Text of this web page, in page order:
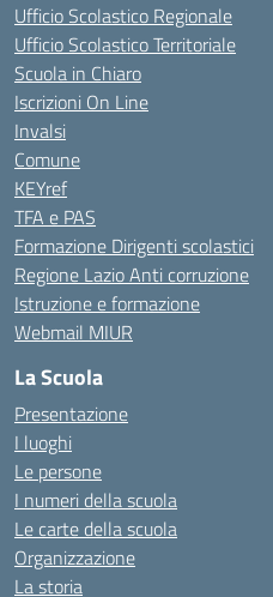
Ufficio Scolastico Regionale
Ufficio Scolastico Territoriale
Scuola in Chiaro
Iscrizioni On Line
Invalsi
Comune
KEYref
TFA e PAS
Formazione Dirigenti scolastici
Regione Lazio Anti corruzione
Istruzione e formazione
Webmail MIUR
La Scuola
Presentazione
I luoghi
Le persone
I numeri della scuola
Le carte della scuola
Organizzazione
La storia